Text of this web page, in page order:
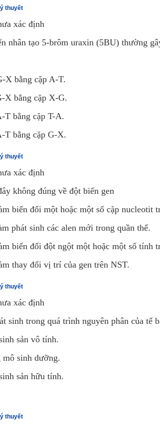
thuyết
xác định
nhân tạo 5-brôm uraxin (5BU) thường
X bằng cặp A-T.
X bằng cặp X-G.
T bằng cặp T-A.
T bằng cặp G-X.
thuyết
xác định
không đúng về đột biến gen
biến đổi một hoặc một số cặp nucleotit
phát sinh các alen mới trong quần thể.
biến đổi đột ngột một hoặc một số tính
thay đổi vị trí của gen trên NST.
thuyết
xác định
sinh trong quá trình nguyên phân của tế
sản vô tính.
mô sinh dưỡng.
sản hữu tính.
thuyết